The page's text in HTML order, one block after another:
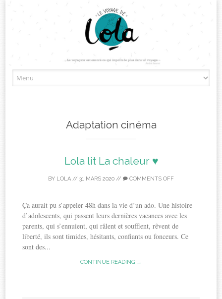
to
Adaptation cinéma
Lola lit La chaleur ♥
BY LOLA // 31 MARS 2020 // COMMENTS OFF
Ça aurait pu s’appeler 48h dans la vie d’un ado. Une histoire
d’adolescents, qui passent leurs dernières vacances avec les
parents, qui s’ennuient, qui râlent et soufflent, rêvent de
liberté, ils sont timides, hésitants, confiants ou fonceurs. Ce
sont des...
CONTINUE READING →